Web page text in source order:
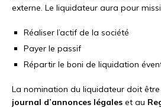
externe. Le liquidateur aura pour
Réaliser l’actif de la société
Payer le passif
Répartir le boni de liquidation
La nomination du liquidateur doit
journal d’annonces légales et au